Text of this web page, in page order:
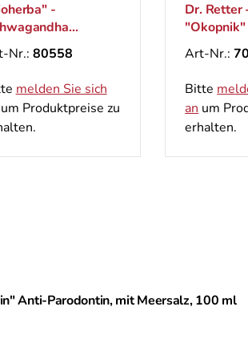
-
Tropfen,
100 ml
Nr.: 80558
melden Sie sich
um Produktpreise zu
Dr. Retter
50 g
Art-Nr.:
Bitte
an um
erhalten.
Anti-Parodontin, mit Meersalz, 100 ml